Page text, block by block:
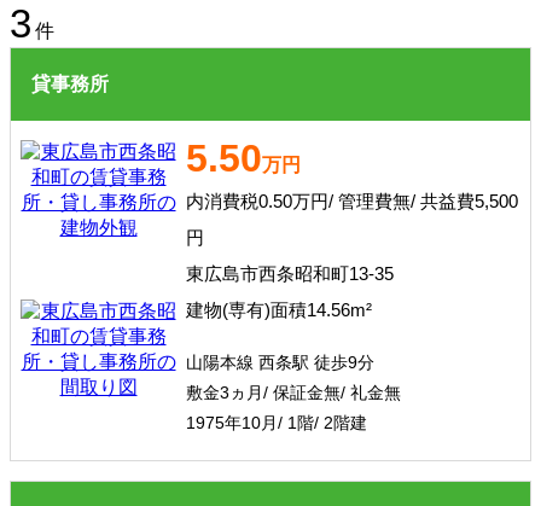
3 件
貸事務所
5.50万円
内消費税0.50万円/ 管理費無/ 共益費5,500
円
東広島市西条昭和町13-35
建物(専有)面積14.56m²
山陽本線 西条駅 徒歩9分
敷金3ヵ月/ 保証金無/ 礼金無
1975年10月/ 1階/ 2階建